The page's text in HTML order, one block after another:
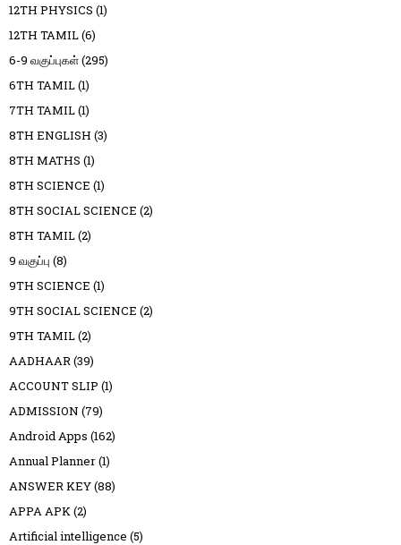
12TH PHYSICS (1)
12TH TAMIL(6)
6-9 வகுப்புகள்(295)
6TH TAMIL(1)
7TH TAMIL(1)
8TH ENGLISH (3)
8TH MATHS (1)
8TH SCIENCE (1)
8TH SOCIAL SCIENCE (2)
8TH TAMIL(2)
9 வகுப்பு (8)
9TH SCIENCE (1)
9TH SOCIAL SCIENCE (2)
9TH TAMIL(2)
AADHAAR (39)
ACCOUNT SLIP (1)
ADMISSION (79)
Android Apps (162)
Annual Planner(1)
ANSWER KEY(88)
APPA APK (2)
Artificial intelligence (5)